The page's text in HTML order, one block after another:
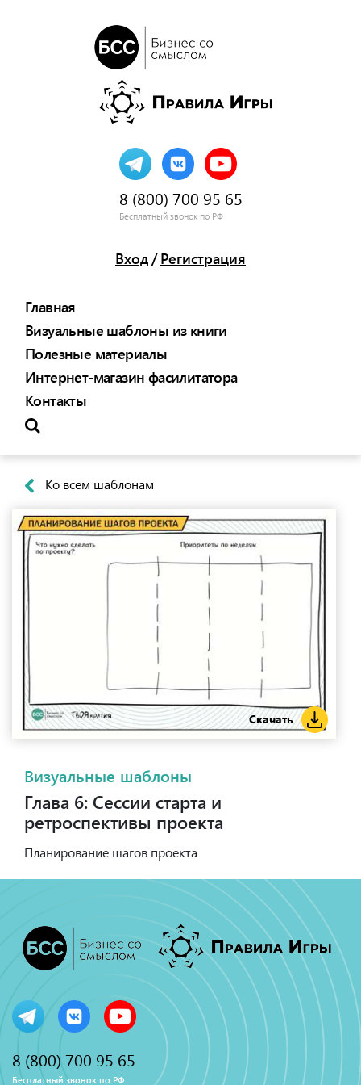
8 (800) 700 95 65
Бесплатный звонок по РФ
Вход/ Регистрация
Главная
Визуальные шаблоны из книги
Полезные материалы
Интернет-магазин фасилитатора
Контакты
Ко всем шаблонам
Скачать
Визуальные шаблоны
Глава 6: Сессии старта и
ретроспективы проекта
Планирование шагов проекта
8 (800) 700 95 65
Бесплатный звонок по РФ